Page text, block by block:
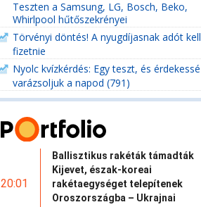
Teszten a Samsung, LG, Bosch, Beko,
Whirlpool hűtőszekrényei
Törvényi döntés! A nyugdíjasnak adót kell
fizetnie
Nyolc kvízkérdés: Egy teszt, és érdekessé
varázsoljuk a napod (791)
20:01
Ballisztikus rakéták támadták
Kijevet, észak-koreai
rakétaegységet telepítenek
Oroszországba – Ukrajnai